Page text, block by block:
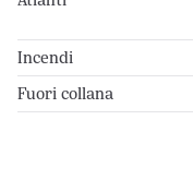
Incendi
Fuori collana